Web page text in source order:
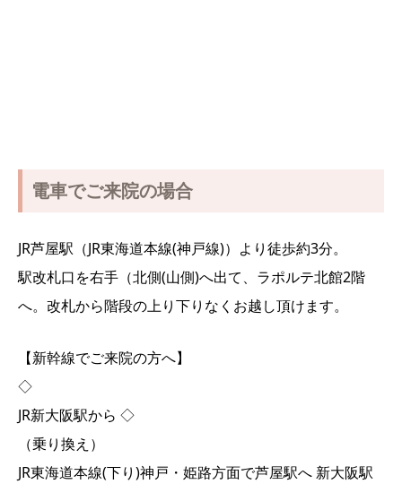
電車でご来院の場合
JR芦屋駅（JR東海道本線(神戸線)）より徒歩約3分。
駅改札口を右手（北側(山側)へ出て、ラポルテ北館2階
へ。改札から階段の上り下りなくお越し頂けます。
【新幹線でご来院の方へ】
◇
JR新大阪駅から ◇
（乗り換え）
JR東海道本線(下り)神戸・姫路方面で芦屋駅へ 新大阪駅